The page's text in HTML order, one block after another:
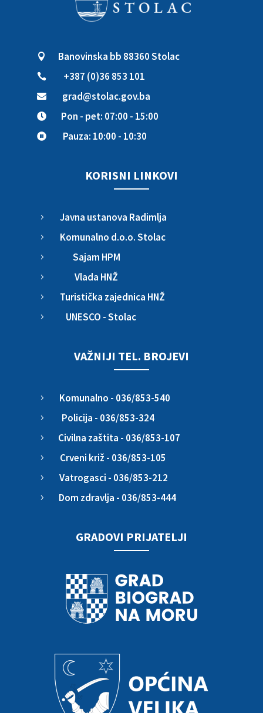
 Banovinska bb 88360 Stolac
 +387 (0)36 853 101
 grad@stolac.gov.ba
 Pon - pet: 07:00 - 15:00
 Pauza: 10:00 - 10:30
KORISNI LINKOVI
5 Javna ustanova Radimlja
5 Komunalno d.o.o. Stolac
5 Sajam HPM
5 Vlada HNŽ
5 Turistička zajednica HNŽ
5 UNESCO - Stolac
VAŽNIJI TEL. BROJEVI
5 Komunalno - 036/853-540
5 Policija - 036/853-324
5 Civilna zaštita - 036/853-107
5 Crveni križ - 036/853-105
5 Vatrogasci - 036/853-212
5 Dom zdravlja - 036/853-444
GRADOVI PRIJATELJI